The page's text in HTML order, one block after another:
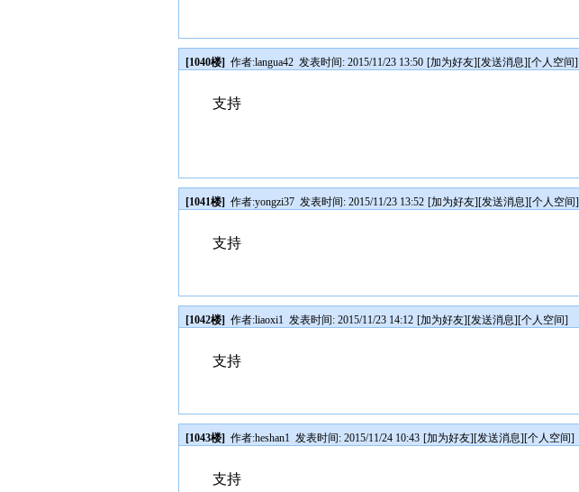
[1040楼] 作者:langua42 发表时间: 2015/11/23 13:50 [加为好友][发送消息][个人空间]
支持
[1041楼] 作者:yongzi37 发表时间: 2015/11/23 13:52 [加为好友][发送消息][个人空间]
支持
[1042楼] 作者:liaoxi1 发表时间: 2015/11/23 14:12 [加为好友][发送消息][个人空间]
支持
[1043楼] 作者:heshan1 发表时间: 2015/11/24 10:43 [加为好友][发送消息][个人空间]
支持